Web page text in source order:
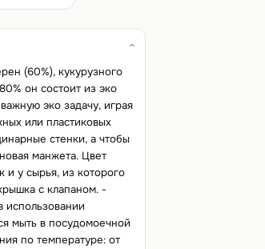
(60%), кукурузного
он состоит из эко
эко задачу, играя
или пластиковых
стенки, а чтобы
манжета. Цвет
и у сырья, из которого
с клапаном. -
использовании
мыть в посудомоечной
по температуре: от